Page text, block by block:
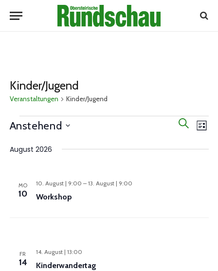
Kinder/Jugend
Veranstaltungen Kinder/Jugend
Veranstaltungen
und
SUCHE
LISTE
Anstehend
wählen.
August 2026
MO
10 Workshop
10. August | 9:00 – 13. August | 9:00
FR
14 Kinderwandertag
14. August | 13:00